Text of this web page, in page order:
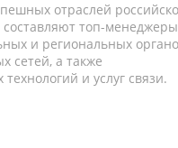
отраслей
топ-
и региональных
сетей, а также
и услуг связи.